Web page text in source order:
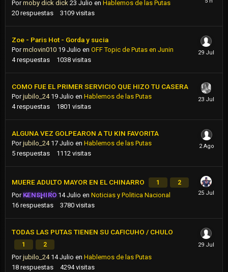
Pormoby dick dick 23 Julio en Hablemos de las Putas
20 respuestas 3109 visitas
Zoe - Paris Hot - Gorda y sucia
Pormclovin010 19 Julio en OFF Topic de Putas en Junin
4 respuestas 1038 visitas
COMO FUE EL PRIMER SERVICIO QUE HIZO TU CASERA
Porjubilo_24 19 Julio en Hablemos de las Putas
4 respuestas 1801 visitas
ALGUNA VEZ GOLPEARON A TU KIN FAVORITA
Porjubilo_24 17 Julio en Hablemos de las Putas
5 respuestas 1112 visitas
MUERE ADULTO MAYOR EN EL CHINARRO 1 2
Por KENSHIRO 14 Julio enNoticias y Politica Nacional
16 respuestas 3780 visitas
TODAS LAS PUTAS TIENEN SU CAFICUHO / CHULO
1 2
Porjubilo_24 14 Julio en Hablemos de las Putas
18 respuestas 4294 visitas